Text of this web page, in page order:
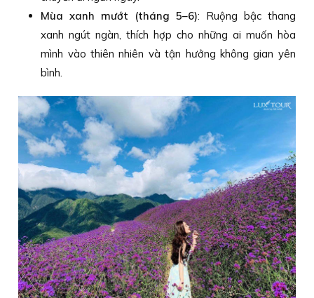
Mùa xanh mướt (tháng 5–6): Ruộng bậc thang
xanh ngút ngàn, thích hợp cho những ai muốn hòa
mình vào thiên nhiên và tận hưởng không gian yên
bình.